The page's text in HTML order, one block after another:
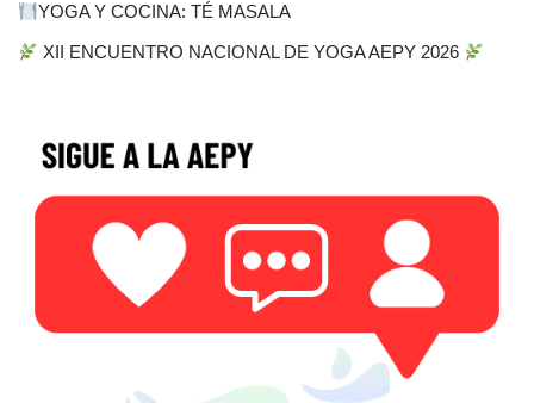
YOGA Y COCINA: TÉ MASALA
XII ENCUENTRO NACIONAL DE YOGA AEPY 2026